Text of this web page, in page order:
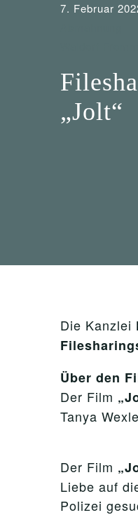
7. Februar
„Jolt“
Die Kanzlei
Über den
Der Film „
Tanya
Der Film „
Liebe auf
Polizei